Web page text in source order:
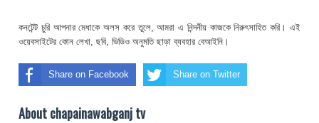
কনটেন্ট চুরি আপনার মেধাকে অলস করে তুলে, আমরা এ নিন্দনীয় কাজকে নিরুৎসাহিত করি। এই
ওয়েবসাইটের কোন লেখা, ছবি, ভিডিও অনুমতি ছাড়া ব্যবহার বেআইনি।
Share on Facebook Share on Twitter
About chapainawabganj tv